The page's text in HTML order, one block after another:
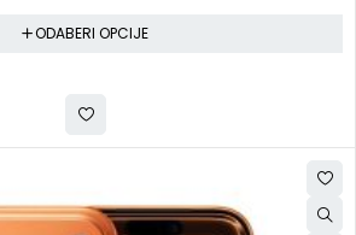
ODABERI OPCIJE